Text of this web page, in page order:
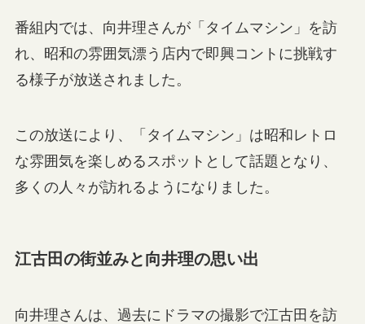
番組内では、向井理さんが「タイムマシン」を訪
れ、昭和の雰囲気漂う店内で即興コントに挑戦す
る様子が放送されました。
この放送により、「タイムマシン」は昭和レトロ
な雰囲気を楽しめるスポットとして話題となり、
多くの人々が訪れるようになりました。
江古田の街並みと向井理の思い出
向井理さんは、過去にドラマの撮影で江古田を訪